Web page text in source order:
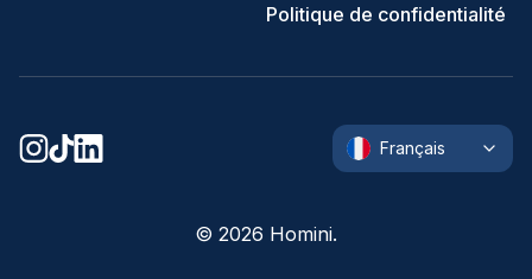
Politique de confidentialité
© 2026 Homini.
Français